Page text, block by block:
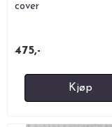
cover
475,-
Kjøp